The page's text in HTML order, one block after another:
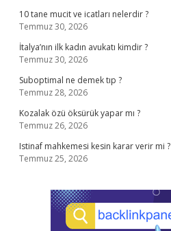
10 tane mucit ve icatları nelerdir ?
Temmuz 30, 2026
İtalya’nın ilk kadın avukatı kimdir ?
Temmuz 30, 2026
Suboptimal ne demek tıp ?
Temmuz 28, 2026
Kozalak özü öksürük yapar mı ?
Temmuz 26, 2026
Istinaf mahkemesi kesin karar verir mi ?
Temmuz 25, 2026